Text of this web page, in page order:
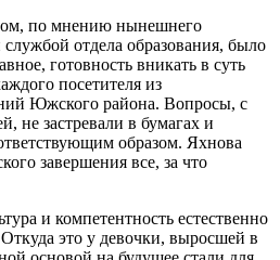
по мнению нынешнего
службой отдела образования, было
готовность вникать в суть
посетителя из
Южского района. Вопросы, с
не застревали в бумагах и
образом. Яхнова
завершения все, за что
и компетентность естественно
это у девочки, выросшей в